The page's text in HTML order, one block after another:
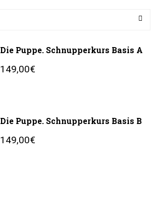
Die Puppe. Schnupperkurs Basis A
149,00€
Die Puppe. Schnupperkurs Basis B
149,00€